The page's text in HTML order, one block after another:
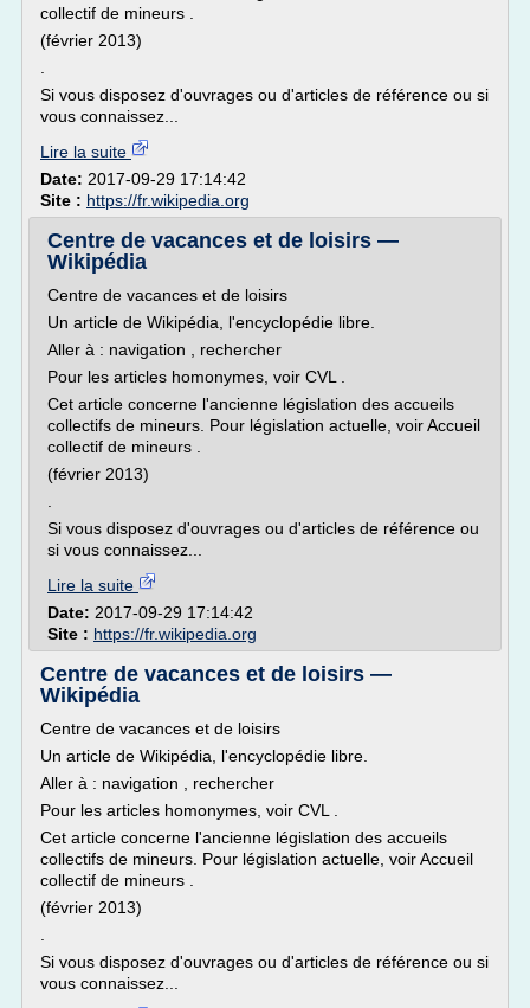
collectif de mineurs .
(février 2013)
Si vous disposez d'ouvrages ou d'articles de référence ou si
vous connaissez...
Lire la suite
Date: 2017-09-29 17:14:42
Site : https://fr.wikipedia.org
Centre de vacances et de loisirs —
Wikipédia
Centre de vacances et de loisirs
Un article de Wikipédia, l'encyclopédie libre.
Aller à : navigation , rechercher
Pour les articles homonymes, voir CVL .
Cet article concerne l'ancienne législation des accueils
collectifs de mineurs. Pour législation actuelle, voir Accueil
collectif de mineurs .
(février 2013)
Si vous disposez d'ouvrages ou d'articles de référence ou
si vous connaissez...
Lire la suite
Date: 2017-09-29 17:14:42
Site : https://fr.wikipedia.org
Centre de vacances et de loisirs —
Wikipédia
Centre de vacances et de loisirs
Un article de Wikipédia, l'encyclopédie libre.
Aller à : navigation , rechercher
Pour les articles homonymes, voir CVL .
Cet article concerne l'ancienne législation des accueils
collectifs de mineurs. Pour législation actuelle, voir Accueil
collectif de mineurs .
(février 2013)
Si vous disposez d'ouvrages ou d'articles de référence ou si
vous connaissez...